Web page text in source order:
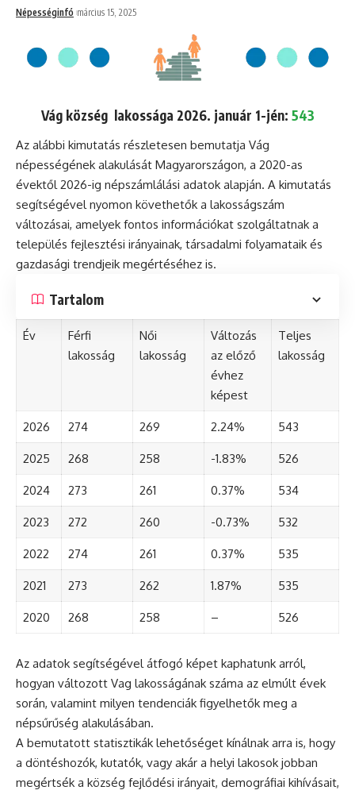
Népességinfó március 15, 2025
Vág község lakossága 2026. január 1-jén: 543
Az alábbi kimutatás részletesen bemutatja Vág
népességének alakulását Magyarországon, a 2020-as
évektől 2026-ig népszámlálási adatok alapján. A kimutatás
segítségével nyomon követhetők a lakosságszám
változásai, amelyek fontos információkat szolgáltatnak a
település fejlesztési irányainak, társadalmi folyamataik és
gazdasági trendjeik megértéséhez is.
Tartalom
Év
Férfi
lakosság
Női
lakosság
Változás
az előző
évhez
képest
Teljes
lakosság
2026 274 269 2.24% 543
2025 268 258 -1.83% 526
2024 273 261 0.37% 534
2023 272 260 -0.73% 532
2022 274 261 0.37% 535
2021 273 262 1.87% 535
2020 268 258 – 526
Az adatok segítségével átfogó képet kaphatunk arról,
hogyan változott Vag lakosságának száma az elmúlt évek
során, valamint milyen tendenciák figyelhetők meg a
népsűrűség alakulásában.
A bemutatott statisztikák lehetőséget kínálnak arra is, hogy
a döntéshozók, kutatók, vagy akár a helyi lakosok jobban
megértsék a község fejlődési irányait, demográfiai kihívásait,